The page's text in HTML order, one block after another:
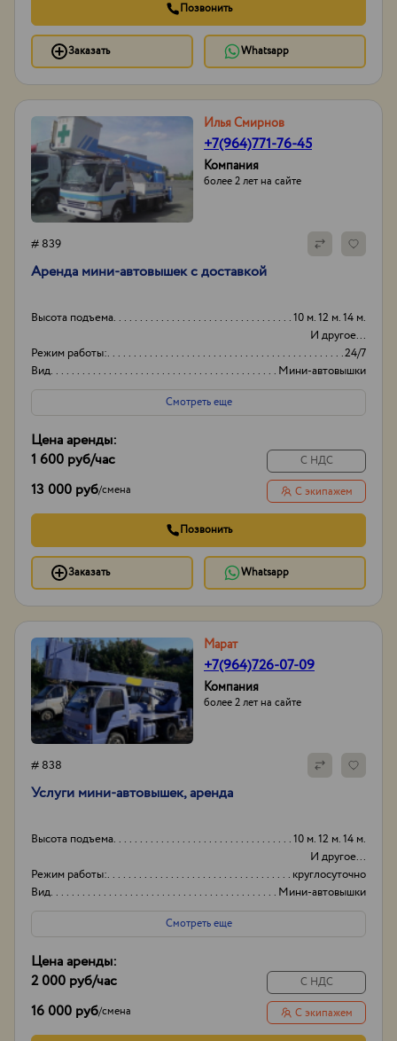
Позвонить
Заказать Whatsapp
Илья Смирнов
+7(964)771-76-45
Компания
более 2 лет на сайте
# 839
Аренда мини-автовышек с доставкой
Высота подъема
10 м. 12 м. 14 м.
И другое...
Режим работы:
24/7
Вид
Мини-автовышки
Высота вышки
19м
Смотреть еще
Цена аренды:
1 600 руб/час
13 000 руб/смена
С НДС
С экипажем
Позвонить
Заказать Whatsapp
Марат
+7(964)726-07-09
Компания
более 2 лет на сайте
# 838
Услуги мини-автовышек, аренда
Высота подъема
10 м. 12 м. 14 м.
И другое...
Режим работы:
круглосуточно
Вид
Мини-автовышки
Высота вышки
15
Смотреть еще
Цена аренды:
2 000 руб/час
16 000 руб/смена
С НДС
С экипажем